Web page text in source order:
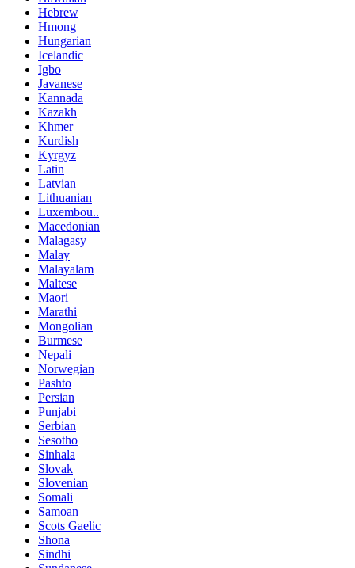
Hebrew
Hmong
Hungarian
Icelandic
Igbo
Javanese
Kannada
Kazakh
Khmer
Kurdish
Kyrgyz
Latin
Latvian
Lithuanian
Luxembou..
Macedonian
Malagasy
Malay
Malayalam
Maltese
Maori
Marathi
Mongolian
Burmese
Nepali
Norwegian
Pashto
Persian
Punjabi
Serbian
Sesotho
Sinhala
Slovak
Slovenian
Somali
Samoan
Scots Gaelic
Shona
Sindhi